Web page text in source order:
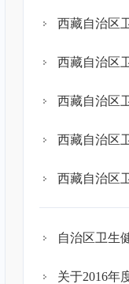
西藏自治区
西藏自治区
西藏自治区
西藏自治区
西藏自治区
自治区卫生
关于2016年